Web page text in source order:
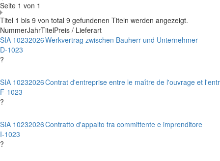
Seite 1 von 1
Titel 1 bis 9 von total 9 gefundenen Titeln werden angezeigt.
NummerJahrTitelPreis / Lieferart
SIA 1023
D-1023
?
2026Werkvertrag zwischen Bauherr und Unternehmer
SIA 1023
F-1023
?
2026Contrat d'entreprise entre le maître de l'ouvrage et
SIA 1023
I-1023
?
2026Contratto d'appalto tra committente e imprenditore